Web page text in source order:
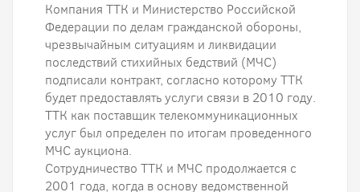
Компания ТТК и Министерство Российской
Федерации по делам гражданской обороны,
чрезвычайным ситуациям и ликвидации
последствий стихийных бедствий (МЧС)
подписали контракт, согласно которому ТТК
будет предоставлять услуги связи в 2010 году.
ТТК как поставщик телекоммуникационных
услуг был определен по итогам проведенного
МЧС аукциона.
Сотрудничество ТТК и МЧС продолжается с
2001 года, когда в основу ведомственной